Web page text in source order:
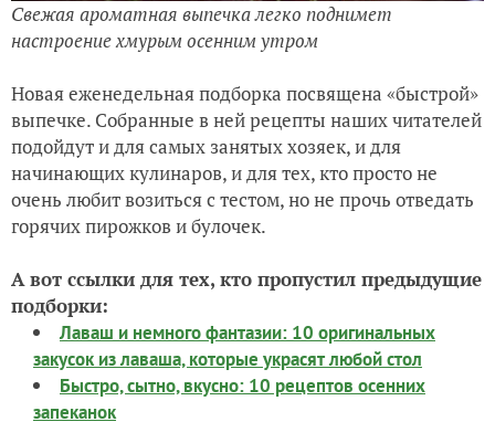
Свежая ароматная выпечка легко поднимет
настроение хмурым осенним утром
Новая еженедельная подборка посвящена «быстрой»
выпечке. Собранные в ней рецепты наших читателей
подойдут и для самых занятых хозяек, и для
начинающих кулинаров, и для тех, кто просто не
очень любит возиться с тестом, но не прочь отведать
горячих пирожков и булочек.
А вот ссылки для тех, кто пропустил предыдущие
подборки:
Лаваш и немного фантазии: 10 оригинальных
закусок из лаваша, которые украсят любой стол
Быстро, сытно, вкусно: 10 рецептов осенних
запеканок